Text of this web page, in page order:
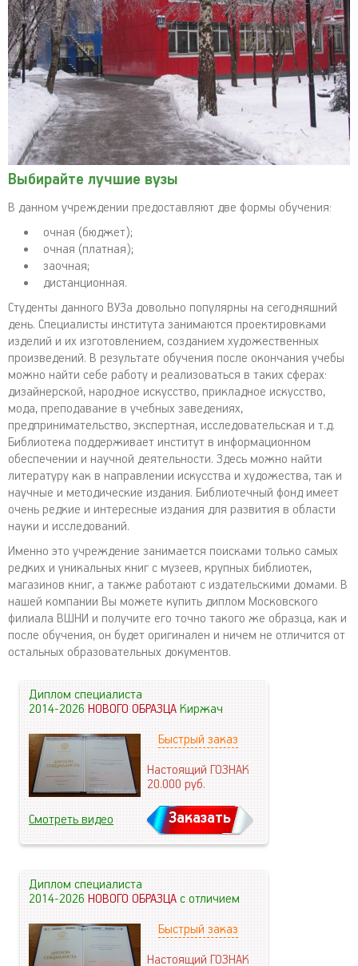
Выбирайте лучшие вузы
В данном учреждении предоставляют две формы обучения:
очная (бюджет);
очная (платная);
заочная;
дистанционная.
Студенты данного ВУЗа довольно популярны на сегодняшний
день. Специалисты института занимаются проектировками
изделий и их изготовлением, созданием художественных
произведений. В результате обучения после окончания учебы
можно найти себе работу и реализоваться в таких сферах:
дизайнерской, народное искусство, прикладное искусство,
мода, преподавание в учебных заведениях,
предпринимательство, экспертная, исследовательская и т.д.
Библиотека поддерживает институт в информационном
обеспечении и научной деятельности. Здесь можно найти
литературу как в направлении искусства и художества, так и
научные и методические издания. Библиотечный фонд имеет
очень редкие и интересные издания для развития в области
науки и исследований.
Именно это учреждение занимается поисками только самых
редких и уникальных книг с музеев, крупных библиотек,
магазинов книг, а также работают с издательскими домами. В
нашей компании Вы можете купить диплом Московского
филиала ВШНИ и получите его точно такого же образца, как и
после обучения, он будет оригинален и ничем не отличится от
остальных образовательных документов.
Диплом специалиста
2014-2026НОВОГО ОБРАЗЦАКиржач
Быстрый заказ
Настоящий ГОЗНАК
20.000руб.
Смотреть видео Заказать
Диплом специалиста
2014-2026НОВОГО ОБРАЗЦАс отличием
Быстрый заказ
Настоящий ГОЗНАК